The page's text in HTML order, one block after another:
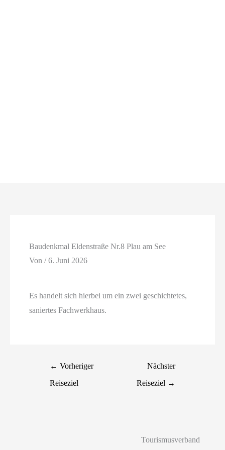
Baudenkmal Eldenstraße Nr.8 Plau am See
Von/6. Juni 2026
Es handelt sich hierbei um ein zwei geschichtetes,
saniertes Fachwerkhaus.
← Vorheriger
Reiseziel
Nächster
Reiseziel →
Tourismusverband